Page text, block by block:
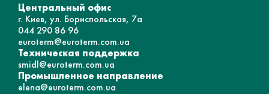
Центральный офис
г. Киев, ул. Бориспольская, 7а
044 290 86 96
euroterm@euroterm.com.ua
Техническая поддержка
smidl@euroterm.com.ua
Промышленное направление
elena@euroterm.com.ua